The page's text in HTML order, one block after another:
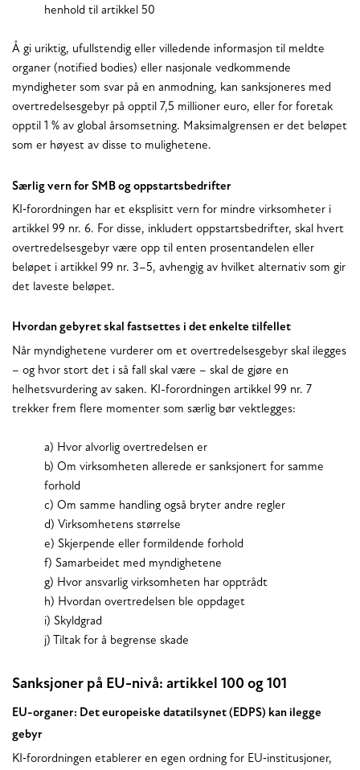
henhold til artikkel 50
Å gi uriktig, ufullstendig eller villedende informasjon til meldte
organer (notified bodies) eller nasjonale vedkommende
myndigheter som svar på en anmodning, kan sanksjoneres med
overtredelsesgebyr på opptil 7,5 millioner euro, eller for foretak
opptil 1 % av global årsomsetning. Maksimalgrensen er det beløpet
som er høyest av disse to mulighetene.
Særlig vern for SMB og oppstartsbedrifter
KI‑forordningen har et eksplisitt vern for mindre virksomheter i
artikkel 99 nr. 6. For disse, inkludert oppstartsbedrifter, skal hvert
overtredelsesgebyr være opp til enten prosentandelen eller
beløpet i artikkel 99 nr. 3–5, avhengig av hvilket alternativ som gir
det laveste beløpet.
Hvordan gebyret skal fastsettes i det enkelte tilfellet
Når myndighetene vurderer om et overtredelsesgebyr skal ilegges
– og hvor stort det i så fall skal være – skal de gjøre en
helhetsvurdering av saken. KI-forordningen artikkel 99 nr. 7
trekker frem flere momenter som særlig bør vektlegges:
a) Hvor alvorlig overtredelsen er
b) Om virksomheten allerede er sanksjonert for samme
forhold
c) Om samme handling også bryter andre regler
d) Virksomhetens størrelse
e) Skjerpende eller formildende forhold
f) Samarbeidet med myndighetene
g) Hvor ansvarlig virksomheten har opptrådt
h) Hvordan overtredelsen ble oppdaget
i) Skyldgrad
j) Tiltak for å begrense skade
Sanksjoner på EU-nivå: artikkel 100 og 101
EU-organer: Det europeiske datatilsynet (EDPS) kan ilegge
gebyr
KI‑forordningen etablerer en egen ordning for EU‑institusjoner,